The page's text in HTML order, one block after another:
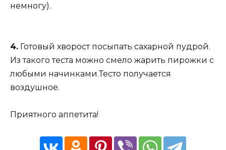
немногу).
4. Готовый хворост посыпать сахарной пудрой.
Из такого теста можно смело жарить пирожки с
любыми начинками.Тесто получается
воздушное.
Приятного аппетита!